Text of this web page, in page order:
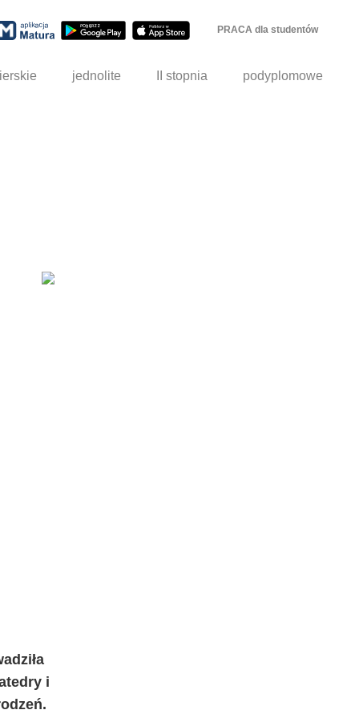
PRACA dla studentów
jednolite II stopnia podyplomowe
i